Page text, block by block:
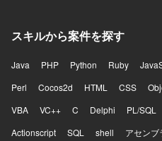
す。 【開発環境】 バックエンド開発が中心であり、Goを
APIやWebSocketを用いた各
用した開発を行います。クラ
システムを構築し、GitHub等
ります。生成AIを含む各種開
を進めております。
スキルから案件を探す
Java PHP Python Ruby
Perl
Cocos2d HTML CSS
VBA
VC++ C Delphi PL/SQL
Actionscript
SQL shell アセンブ